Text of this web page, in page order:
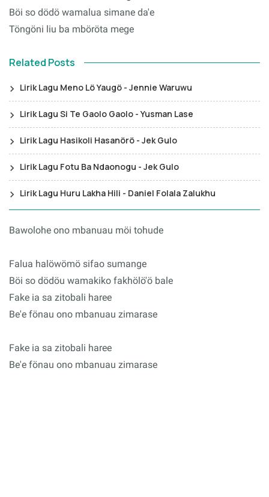
Böi so dödö wamalua simane da'e
Töngöni liu ba mböröta mege
Related Posts
Lirik Lagu Meno Lö Yaugö - Jennie Waruwu
Lirik Lagu Si Te Gaolo Gaolo - Yusman Lase
Lirik Lagu Hasikoli Hasanörö - Jek Gulo
Lirik Lagu Fotu Ba Ndaonogu - Jek Gulo
Lirik Lagu Huru Lakha Hili - Daniel Folala Zalukhu
Bawolohe ono mbanuau möi tohude
Falua halöwömö sifao sumange
Böi so dödöu wamakiko fakhölö'ö bale
Fake ia sa zitobali haree
Be'e fönau ono mbanuau zimarase
Fake ia sa zitobali haree
Be'e fönau ono mbanuau zimarase